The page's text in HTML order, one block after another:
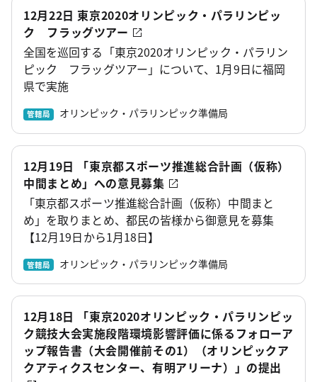
12月22日 東京2020オリンピック・パラリンピッ
ク フラッグツアー
全国を巡回する「東京2020オリンピック・パラリン
ピック フラッグツアー」について、1月9日に福岡
県で実施
管轄局 オリンピック・パラリンピック準備局
12月19日 「東京都スポーツ推進総合計画（仮称）
中間まとめ」への意見募集
「東京都スポーツ推進総合計画（仮称）中間まと
め」を取りまとめ、都民の皆様から御意見を募集
【12月19日から1月18日】
管轄局 オリンピック・パラリンピック準備局
12月18日 「東京2020オリンピック・パラリンピッ
ク競技大会実施段階環境影響評価に係るフォローア
ップ報告書（大会開催前その1）（オリンピックア
クアティクスセンター、有明アリーナ）」の提出